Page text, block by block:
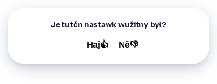
Je tutón nastawk wužitny był?
Haj👍 Ně👎